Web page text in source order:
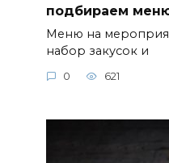
подбираем
Меню на
набор закусок и
0 621